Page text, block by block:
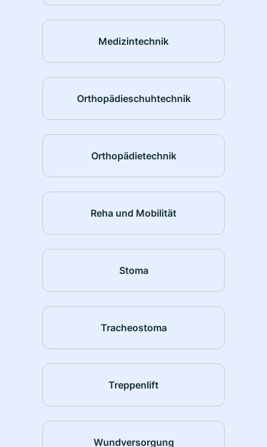
Medizintechnik
Orthopädieschuhtechnik
Orthopädietechnik
Reha und Mobilität
Stoma
Tracheostoma
Treppenlift
Wundversorgung